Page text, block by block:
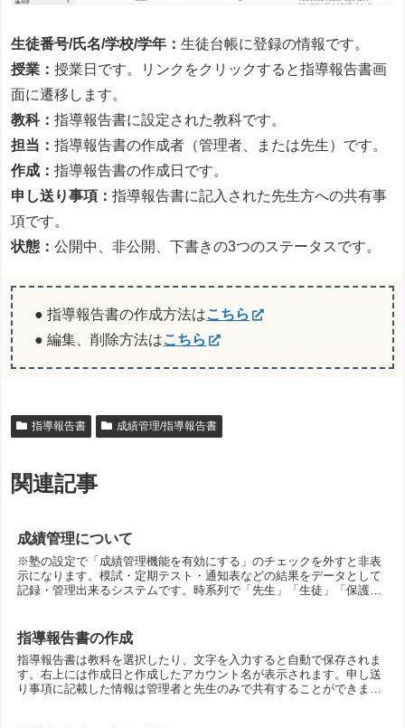
生徒番号/氏名/学校/学年：生徒台帳に登録の情報です。
授業：授業日です。リンクをクリックすると指導報告書画
面に遷移します。
教科：指導報告書に設定された教科です。
担当：指導報告書の作成者（管理者、または先生）です。
作成：指導報告書の作成日です。
申し送り事項：指導報告書に記入された先生方への共有事
項です。
状態：公開中、非公開、下書きの3つのステータスです。
● 指導報告書の作成方法はこちら
● 編集、削除方法はこちら
指導報告書 成績管理/指導報告書
関連記事
成績管理について
※塾の設定で「成績管理機能を有効にする」のチェックを外すと非表
示になります。模試・定期テスト・通知表などの結果をデータとして
記録・管理出来るシステムです。時系列で「先生」「生徒」「保護
指導報告書の作成
指導報告書は教科を選択したり、文字を入力すると自動で保存されま
す。右上には作成日と作成したアカウント名が表示されます。申し送
り事項に記載した情報は管理者と先生のみで共有することができま